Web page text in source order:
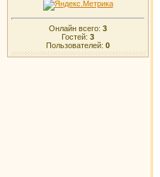
Онлайн всего: 3
Гостей: 3
Пользователей: 0